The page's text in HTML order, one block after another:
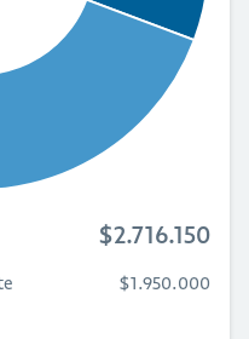
$2.716.150
$1.950.000